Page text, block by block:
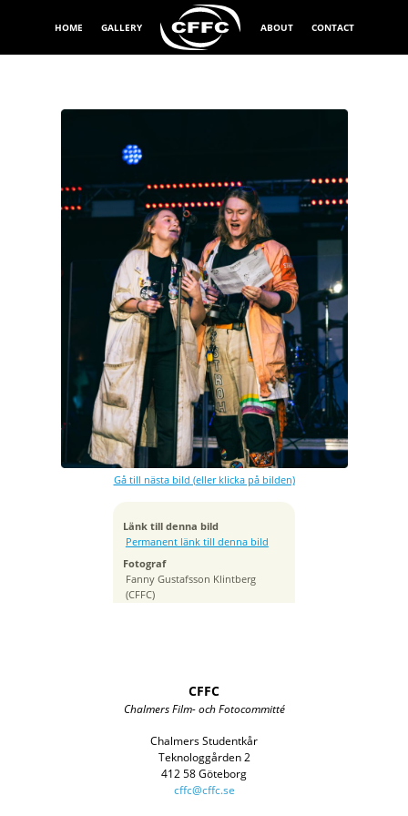
HOME GALLERY ABOUT CONTACT
Gå till nästa bild (eller klicka på bilden)
Länk till denna bild
Permanent länk till denna bild
Fotograf
Fanny Gustafsson Klintberg
(CFFC)
Exponeringstid
1/80 sek
Bländare
f/2.0
Kamera
Canon EOS R6m2
ISO
Brännvidd
70 mm
CFFC
Chalmers Film- och Fotocommitté
Chalmers Studentkår
Teknologgården 2
412 58 Göteborg
cffc@cffc.se